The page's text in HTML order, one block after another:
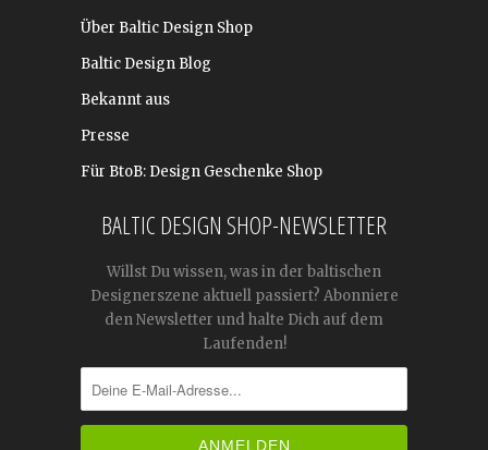
Über Baltic Design Shop
Baltic Design Blog
Bekannt aus
Presse
Für BtoB: Design Geschenke Shop
BALTIC DESIGN SHOP-NEWSLETTER
Willst Du wissen, was in der baltischen
Designerszene aktuell passiert? Abonniere
den Newsletter und halte Dich auf dem
Laufenden!